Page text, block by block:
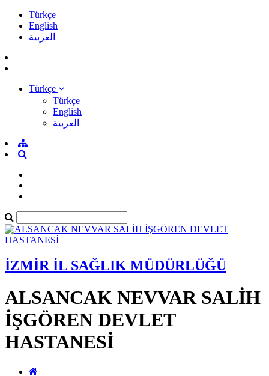
Türkçe
English
العربية
Türkçe
Türkçe
English
العربية
İZMİR İL SAĞLIK MÜDÜRLÜĞÜ
ALSANCAK NEVVAR SALİH
İŞGÖREN DEVLET
HASTANESİ